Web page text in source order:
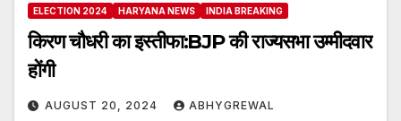
ELECTION 2024 HARYANA NEWS INDIA BREAKING
किरण चौधरी का इस्तीफा:BJP की राज्यसभा उम्मीदवार
होंगी
AUGUST 20, 2024 ABHYGREWAL